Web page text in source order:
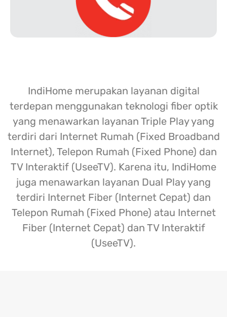
IndiHome merupakan layanan digital
terdepan menggunakan teknologi fiber optik
yang menawarkan layanan Triple Play yang
terdiri dari Internet Rumah (Fixed Broadband
Internet), Telepon Rumah (Fixed Phone) dan
TV Interaktif (UseeTV). Karena itu, IndiHome
juga menawarkan layanan Dual Play yang
terdiri Internet Fiber (Internet Cepat) dan
Telepon Rumah (Fixed Phone) atau Internet
Fiber (Internet Cepat) dan TV Interaktif
(UseeTV).